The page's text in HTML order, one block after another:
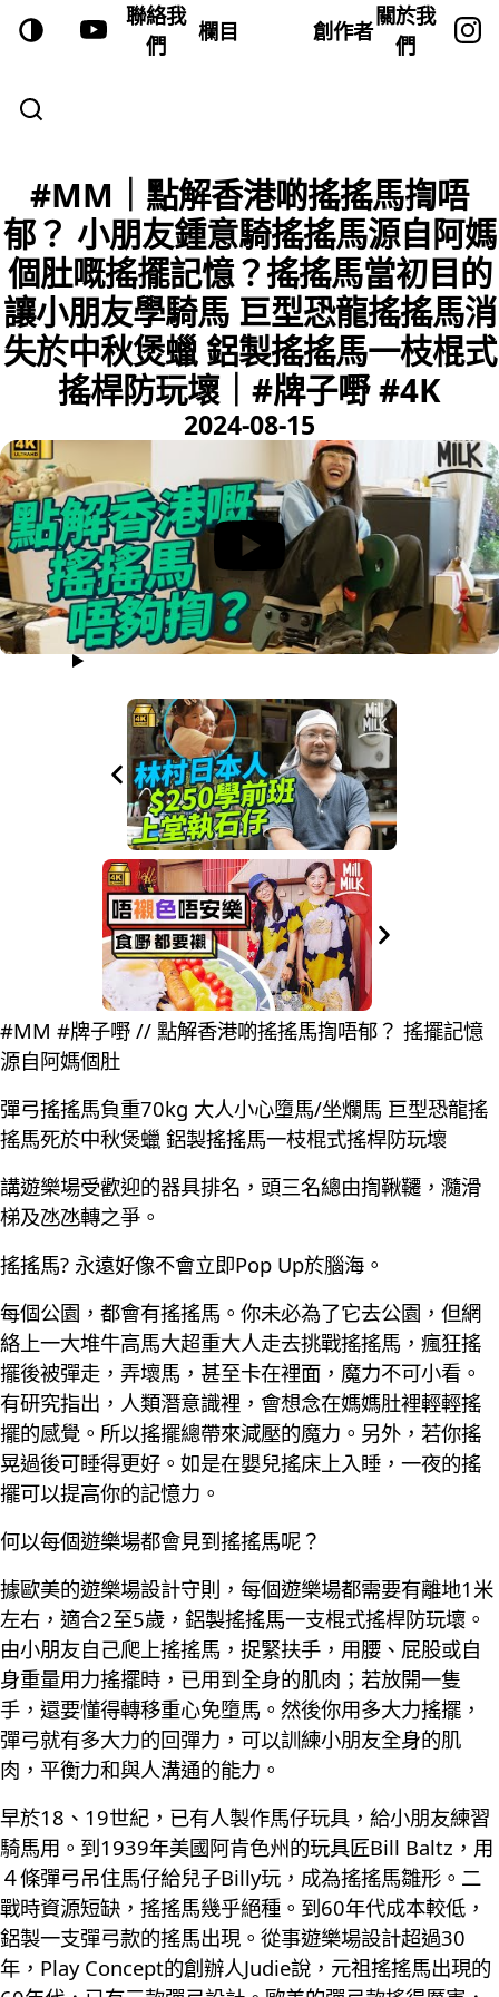
聯絡我
們
欄目 創作者
關於我
們
#MM｜點解香港啲搖搖馬揈唔
郁？ 小朋友鍾意騎搖搖馬源自阿媽
個肚嘅搖擺記憶？搖搖馬當初目的
讓小朋友學騎馬 巨型恐龍搖搖馬消
失於中秋煲蠟 鋁製搖搖馬一枝棍式
搖桿防玩壞｜#牌子嘢 #4K
2024-08-15
#MM #牌子嘢 // 點解香港啲搖搖馬揈唔郁？ 搖擺記憶
源自阿媽個肚
彈弓搖搖馬負重70kg 大人小心墮馬/坐爛馬 巨型恐龍搖
搖馬死於中秋煲蠟 鋁製搖搖馬一枝棍式搖桿防玩壞
講遊樂場受歡迎的器具排名，頭三名總由揈鞦韆，瀡滑
梯及氹氹轉之爭。
搖搖馬? 永遠好像不會立即Pop Up於腦海。
每個公園，都會有搖搖馬。你未必為了它去公園，但網
絡上一大堆牛高馬大超重大人走去挑戰搖搖馬，瘋狂搖
擺後被彈走，弄壞馬，甚至卡在裡面，魔力不可小看。
有研究指出，人類潛意識裡，會想念在媽媽肚裡輕輕搖
擺的感覺。所以搖擺總帶來減壓的魔力。另外，若你搖
晃過後可睡得更好。如是在嬰兒搖床上入睡，一夜的搖
擺可以提高你的記憶力。
何以每個遊樂場都會見到搖搖馬呢？
據歐美的遊樂場設計守則，每個遊樂場都需要有離地1米
左右，適合2至5歲，鋁製搖搖馬一支棍式搖桿防玩壞。
由小朋友自己爬上搖搖馬，捉緊扶手，用腰、屁股或自
身重量用力搖擺時，已用到全身的肌肉；若放開一隻
手，還要懂得轉移重心免墮馬。然後你用多大力搖擺，
彈弓就有多大力的回彈力，可以訓練小朋友全身的肌
肉，平衡力和與人溝通的能力。
早於18、19世紀，已有人製作馬仔玩具，給小朋友練習
騎馬用。到1939年美國阿肯色州的玩具匠Bill Baltz，用
４條彈弓吊住馬仔給兒子Billy玩，成為搖搖馬雛形。二
戰時資源短缺，搖搖馬幾乎絕種。到60年代成本較低，
鋁製一支彈弓款的搖馬出現。從事遊樂場設計超過30
年，Play Concept的創辦人Judie說，元祖搖搖馬出現的